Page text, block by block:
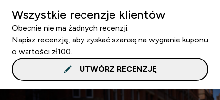
Wszystkie recenzje klientów
Obecnie nie ma żadnych recenzji.
Napisz recenzję, aby zyskać szansę na wygranie kuponu
o wartości zł100.
UTWÓRZ RECENZJĘ